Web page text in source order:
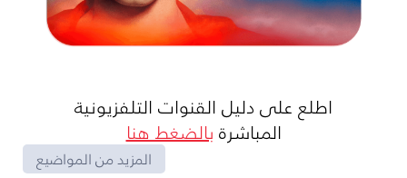
اطلع على دليل القنوات التلفزيونية
المباشرةبالضغط هنا
المزيد من المواضيع